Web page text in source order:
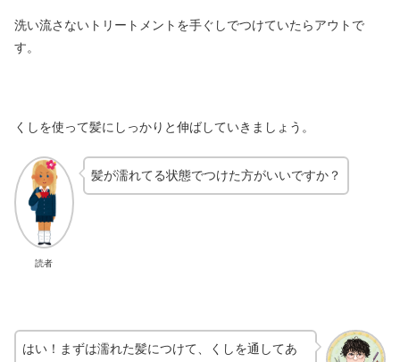
洗い流さないトリートメントを手ぐしでつけていたらアウトで
す。
くしを使って髪にしっかりと伸ばしていきましょう。
読者
髪が濡れてる状態でつけた方がいいですか？
はい！まずは濡れた髪につけて、くしを通してあ